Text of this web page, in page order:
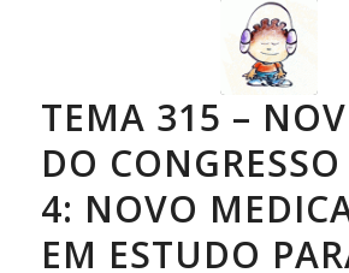
TEMA 315 –
DO
4: NOVO
EM ESTUDO